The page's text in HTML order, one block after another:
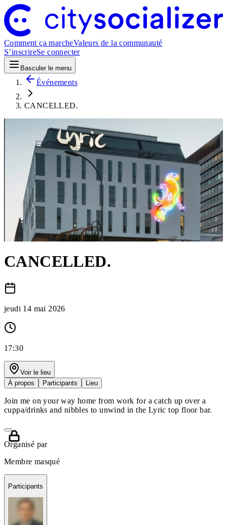
Comment ça marcheValeurs de la communauté
S’inscrireSe connecter
Basculer le menu
Événements
CANCELLED.
CANCELLED.
jeudi 14 mai 2026
17:30
Voir le lieu
À propos
Participants Lieu
Join me on your way home from work for a catch up over a
cuppa/drinks and nibbles to unwind in the Lyric top floor bar.
Organisé par
Membre masqué
Participants